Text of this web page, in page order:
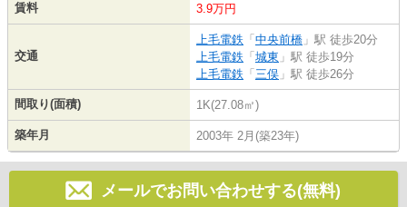
賃料 3.9万円
交通
上毛電鉄 「 中央前橋 」駅 徒歩20分
上毛電鉄 「 城東 」駅 徒歩19分
上毛電鉄 「 三俣 」駅 徒歩26分
間取り(面積) 1K(27.08㎡)
築年月 2003年 2月(築23年)
メールでお問い合わせする(無料)